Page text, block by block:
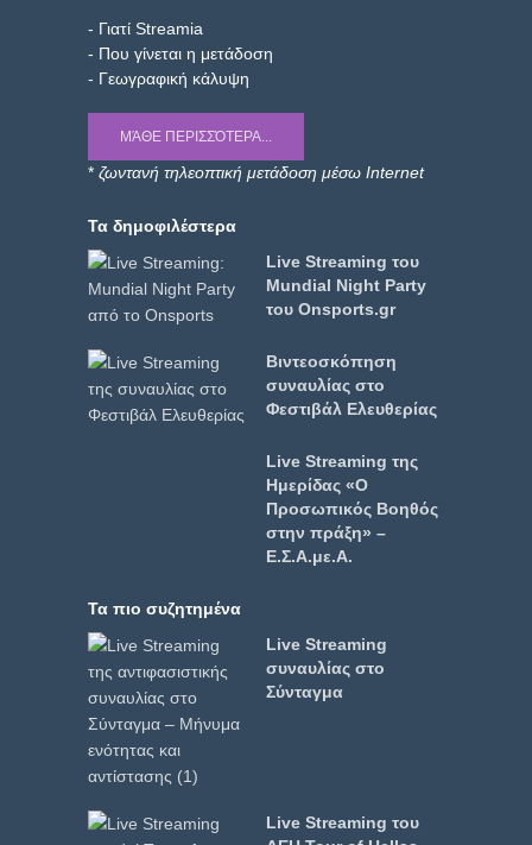
- Γιατί Streamia
- Που γίνεται η μετάδοση
- Γεωγραφική κάλυψη
ΜΆΘΕ ΠΕΡΙΣΣΌΤΕΡΑ...
* ζωντανή τηλεοπτική μετάδοση μέσω Internet
Τα δημοφιλέστερα
Live Streaming του
Mundial Night Party
του Onsports.gr
Βιντεοσκόπηση
συναυλίας στο
Φεστιβάλ Ελευθερίας
Live Streaming της
Ημερίδας «Ο
Προσωπικός Βοηθός
στην πράξη» –
Ε.Σ.Α.με.Α.
Τα πιο συζητημένα
Live Streaming
συναυλίας στο
Σύνταγμα
Live Streaming του